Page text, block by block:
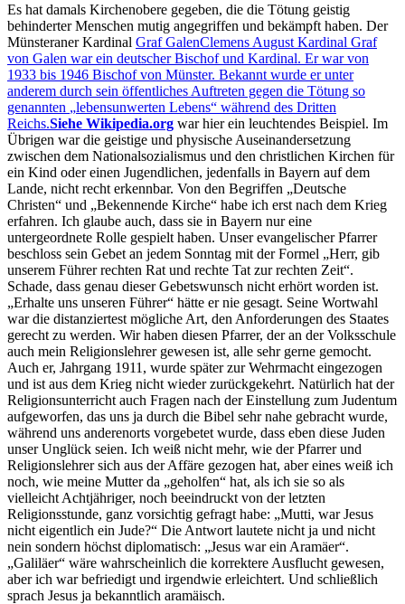
Es hat damals Kirchenobere gegeben, die die Tötung geistig
behinderter Menschen mutig angegriffen und bekämpft haben. Der
Münsteraner Kardinal Graf GalenClemens August Kardinal Graf
von Galen war ein deutscher Bischof und Kardinal. Er war von
1933 bis 1946 Bischof von Münster. Bekannt wurde er unter
anderem durch sein öffentliches Auftreten gegen die Tötung so
genannten
lebensunwerten Lebens
während des Dritten
Reichs.Siehe Wikipedia.org war hier ein leuchtendes Beispiel. Im
Übrigen war die geistige und physische Auseinandersetzung
zwischen dem Nationalsozialismus und den christlichen Kirchen für
ein Kind oder einen Jugendlichen, jedenfalls in Bayern auf dem
Lande, nicht recht erkennbar. Von den Begriffen
Deutsche
Christen
und Bekennende Kirche
habe ich erst nach dem Krieg
erfahren. Ich glaube auch, dass sie in Bayern nur eine
untergeordnete Rolle gespielt haben. Unser evangelischer Pfarrer
beschloss sein Gebet an jedem Sonntag mit der Formel
Herr, gib
unserem Führer rechten Rat und rechte Tat zur rechten Zeit .
Schade, dass genau dieser Gebetswunsch nicht erhört worden ist.
Erhalte uns unseren Führer
hätte er nie gesagt. Seine Wortwahl
war die distanziertest mögliche Art, den Anforderungen des Staates
gerecht zu werden. Wir haben diesen Pfarrer, der an der Volksschule
auch mein Religionslehrer gewesen ist, alle sehr gerne gemocht.
Auch er, Jahrgang 1911, wurde später zur Wehrmacht eingezogen
und ist aus dem Krieg nicht wieder zurückgekehrt. Natürlich hat der
Religionsunterricht auch Fragen nach der Einstellung zum Judentum
aufgeworfen, das uns ja durch die Bibel sehr nahe gebracht wurde,
während uns anderenorts vorgebetet wurde, dass eben diese Juden
unser Unglück seien. Ich weiß nicht mehr, wie der Pfarrer und
Religionslehrer sich aus der Affäre gezogen hat, aber eines weiß ich
noch, wie meine Mutter da
geholfen
hat, als ich sie so als
vielleicht Achtjähriger, noch beeindruckt von der letzten
Religionsstunde, ganz vorsichtig gefragt habe:
Mutti, war Jesus
nicht eigentlich ein Jude?
Die Antwort lautete nicht ja und nicht
nein sondern höchst diplomatisch:
Jesus war ein Aramäer .
Galiläer
wäre wahrscheinlich die korrektere Ausflucht gewesen,
aber ich war befriedigt und irgendwie erleichtert. Und schließlich
sprach Jesus ja bekanntlich aramäisch.